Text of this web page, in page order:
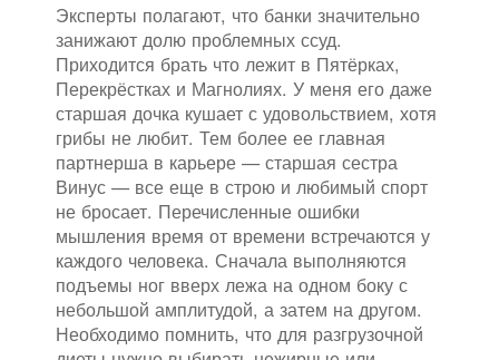
Эксперты полагают, что банки значительно
занижают долю проблемных ссуд.
Приходится брать что лежит в Пятёрках,
Перекрёстках и Магнолиях. У меня его даже
старшая дочка кушает с удовольствием, хотя
грибы не любит. Тем более ее главная
партнерша в карьере — старшая сестра
Винус — все еще в строю и любимый спорт
не бросает. Перечисленные ошибки
мышления время от времени встречаются у
каждого человека. Сначала выполняются
подъемы ног вверх лежа на одном боку с
небольшой амплитудой, а затем на другом.
Необходимо помнить, что для разгрузочной